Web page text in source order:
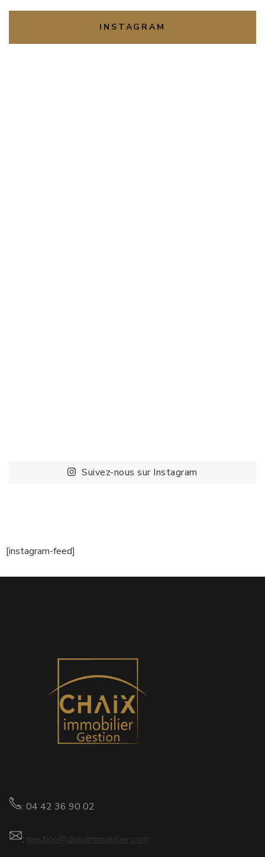
INSTAGRAM
Suivez-nous sur Instagram
[instagram-feed]
: 04 42 36 90 02
: gestion@chaiximmobilier.com